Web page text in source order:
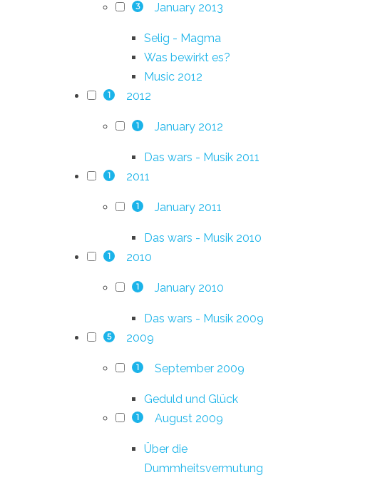
3 January 2013
Selig - Magma
Was bewirkt es?
Music 2012
1 2012
1 January 2012
Das wars - Musik 2011
1 2011
1 January 2011
Das wars - Musik 2010
1 2010
1 January 2010
Das wars - Musik 2009
5 2009
1 September 2009
Geduld und Glück
1 August 2009
Über die
Dummheitsvermutung